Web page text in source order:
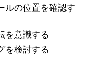
ルの位置を確認す
を意識する
を検討する